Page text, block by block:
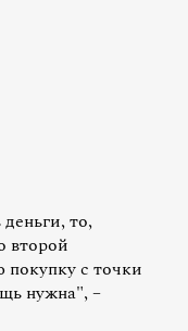
то,
второй
с точки
нужна", –